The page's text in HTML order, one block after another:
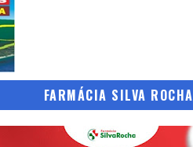
FARMÁCIA SILVA ROCHA